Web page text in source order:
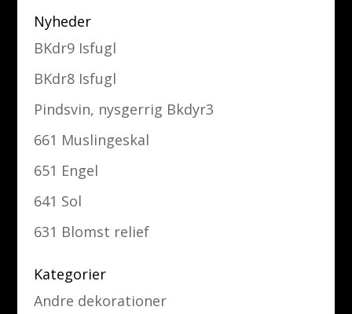
Nyheder
BKdr9 Isfugl
BKdr8 Isfugl
Pindsvin, nysgerrig Bkdyr3
661 Muslingeskal
651 Engel
641 Sol
631 Blomst relief
Kategorier
Andre dekorationer